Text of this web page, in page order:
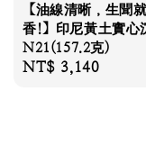
【油線清晰，生聞
香!】印尼黃土實心
N21(157.2克)
Regular
NT$ 3,140